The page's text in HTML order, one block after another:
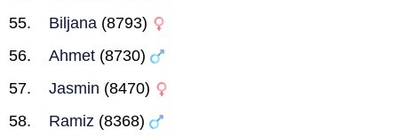
Biljana (8793)
Ahmet (8730)
Jasmin (8470)
Ramiz (8368)